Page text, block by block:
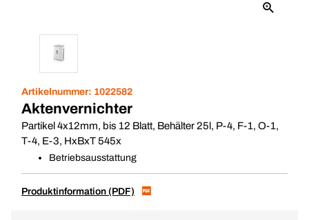
Artikelnummer: 1022582
Aktenvernichter
Partikel 4x12mm, bis 12 Blatt, Behälter 25l, P-4, F-1, O-1,
T-4, E-3, HxBxT 545x
Betriebsausstattung
Produktinformation (PDF)